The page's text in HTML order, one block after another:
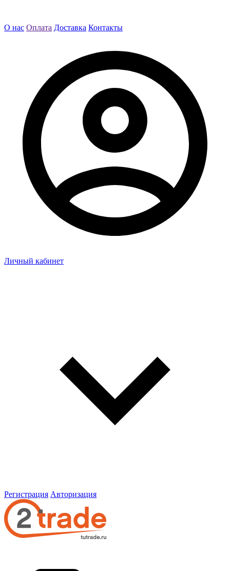
О нас Оплата Доставка Контакты
Личный кабинет
Регистрация Авторизация